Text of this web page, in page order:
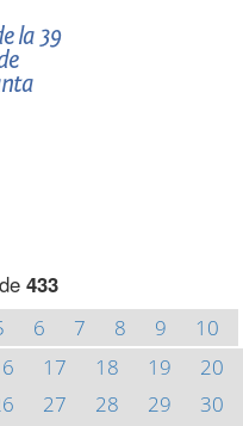
la 39
433
6 7 8 9
10
17 18 19
20
27 28 29
30